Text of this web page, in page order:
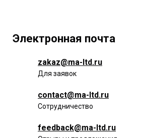
Электронная почта
zakaz@ma-ltd.ru
Для заявок
contact@ma-ltd.ru
Сотрудничество
feedback@ma-ltd.ru